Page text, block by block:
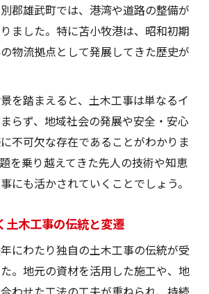
郡雄武町では、港湾や道路の整備が
ました。特に苫小牧港は、昭和初期
物流拠点として発展してきた歴史が
を踏まえると、土木工事は単なるイ
らず、地域社会の発展や安全・安心
不可欠な存在であることがわかりま
を乗り越えてきた先人の技術や知恵
にも活かされていくことでしょう。
土木工事の伝統と変遷
にわたり独自の土木工事の伝統が受
。地元の資材を活用した施工や、地